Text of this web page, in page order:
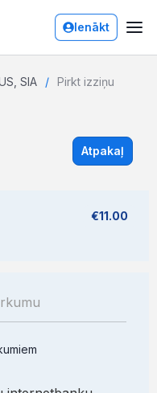
Ienākt
SIA Pirkt izziņu
Atpakaļ
€11.00